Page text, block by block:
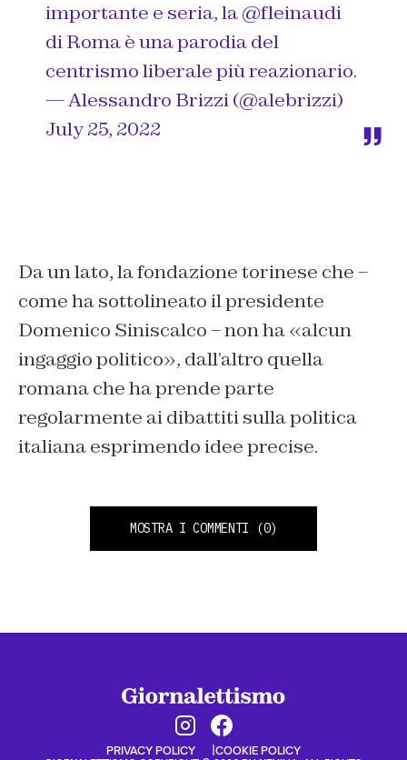
importante e seria, la@fleinaudi
di Roma è una parodia del
centrismo liberale più reazionario.
— Alessandro Brizzi (@alebrizzi)
July 25, 2022
Da un lato, la fondazione torinese che –
come ha sottolineato il presidente
Domenico Siniscalco – non ha «alcun
ingaggio politico», dall’altro quella
romana che ha prende parte
regolarmente ai dibattiti sulla politica
italiana esprimendo idee precise.
MOSTRA I COMMENTI (0)
PRIVACY POLICY COOKIE POLICY